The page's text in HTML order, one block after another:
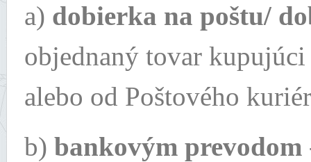
a) dobierka na poštu/
objednaný tovar
alebo od Poštového
b) bankovým prevodom